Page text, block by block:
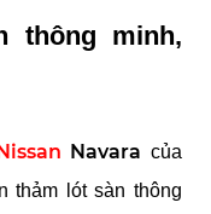
thông minh,
Navara của
thảm lót sàn thông